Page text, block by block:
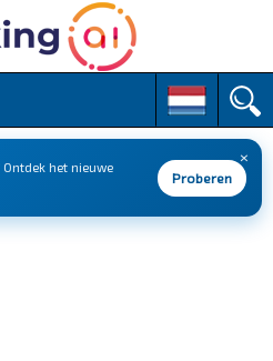
×
Ontdek het nieuwe
Proberen